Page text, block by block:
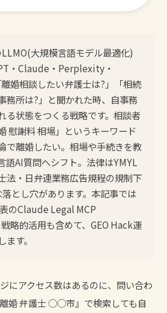
大規模言語モデル最適化)
・Claude・Perplexity・
婚相談したい弁護士は?」「相続
務所は?」と聞かれた時、自事務
る状態をつくる戦略です。相談者
慰謝料 相場」というキーワード
で離婚したい。相場や手続きを教
語AI質問へシフト。法律はYMYL
法・日弁連業務広告規程の規制下
とし穴があります。本記事では
のClaude Legal MCP
略的活用も含めて、GEO Hack運
す。
にアクセス数はあるのに、問い合わ
婚 弁護士 ○○市』で検索しても自